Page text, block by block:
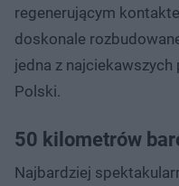
regenerującym
doskonale
jedna z
Polski.
50 kilometrów
Najbardziej